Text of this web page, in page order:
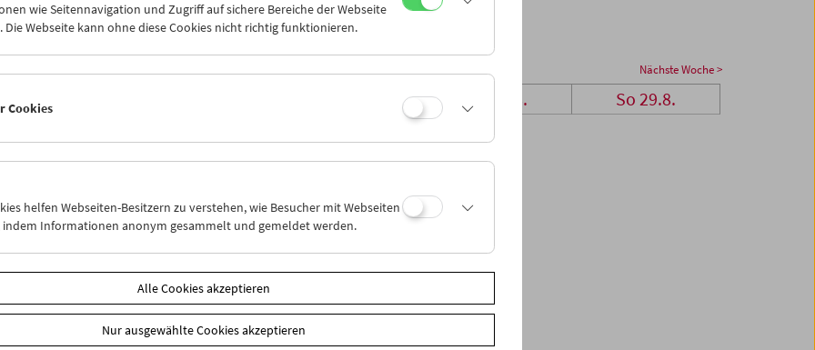
Nächste Woche >
Mi 25.8. Sa 28.8. So 29.8.
wie Seitennavigation und Zugriff auf sichere Bereiche der Webseite
Die Webseite kann ohne diese Cookies nicht richtig funktionieren.
Cookies
helfen Webseiten-Besitzern zu verstehen, wie Besucher mit Webseiten
indem Informationen anonym gesammelt und gemeldet werden.
Alle Cookies akzeptieren
Nur ausgewählte Cookies akzeptieren